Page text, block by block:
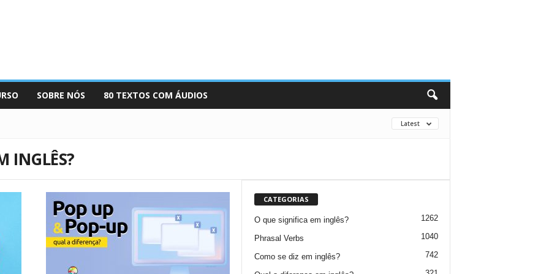
SOBRE NÓS 80 TEXTOS COM ÁUDIOS
Latest
INGLÊS?
CATEGORIAS
O que significa em inglês? 1262
Phrasal Verbs 1040
Como se diz em inglês? 742